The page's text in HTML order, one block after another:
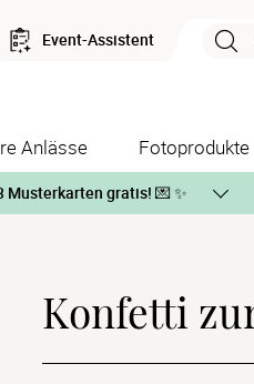
Event-Assistent
Anlässe Fotoprodukte
Musterkarten gratis! 💌 ✨
lasse Dir die Karten kostenlos per
Konfetti